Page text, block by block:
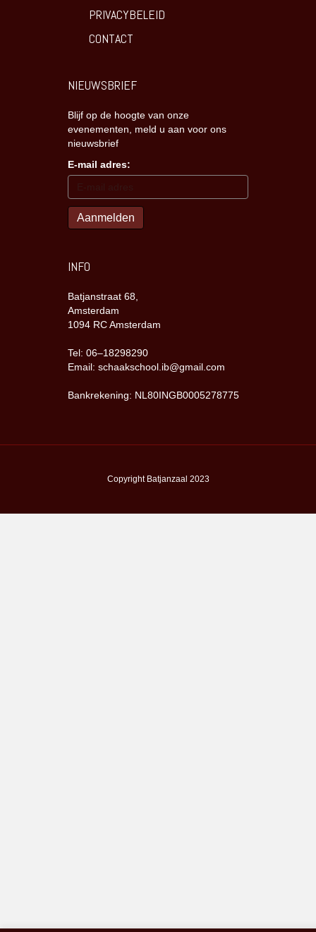
PRIVACYBELEID
CONTACT
NIEUWSBRIEF
Blijf op de hoogte van onze
evenementen, meld u aan voor ons
nieuwsbrief
E-mail adres:
INFO
Batjanstraat 68,
Amsterdam
1094 RC Amsterdam
Tel: 06–18298290
Email: schaakschool.ib@gmail.com
Bankrekening: NL80INGB0005278775
Copyright Batjanzaal 2023